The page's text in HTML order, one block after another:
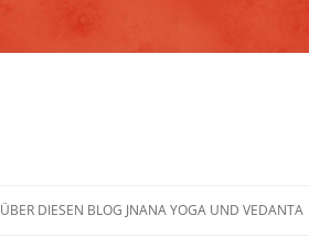
ÜBER DIESEN BLOG JNANA YOGA UND VEDANTA